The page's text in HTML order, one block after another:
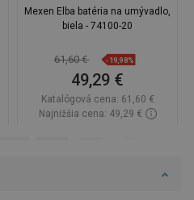
Mexen Elba batéria na umývadlo,
biela - 74100-20
61,60 € -19,98%
49,29 €
Katalógová cena: 61,60 €
Najnižšia cena: 49,29 €